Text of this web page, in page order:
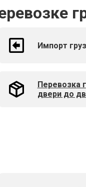
Импорт
Перевозка
двери до